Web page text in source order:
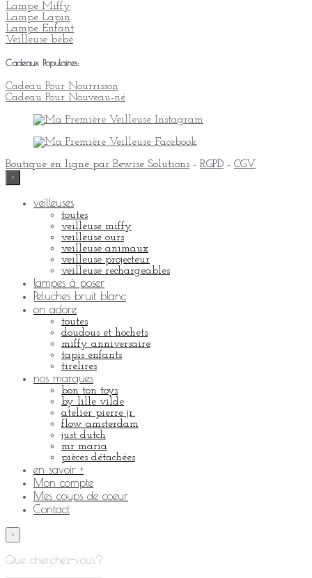
Lampe Miffy
Lampe Lapin
Lampe Enfant
Veilleuse bébé
Cadeaux Populaires:
Cadeau Pour Nourrisson
Cadeau Pour Nouveau-né
Boutique en ligne par Bewise Solutions - RGPD - CGV
×
veilleuses
toutes
veilleuse miffy
veilleuse ours
veilleuse animaux
veilleuse projecteur
veilleuse rechargeables
lampes à poser
Peluches bruit blanc
on adore
toutes
doudous et hochets
miffy anniversaire
tapis enfants
tirelires
nos marques
bon ton toys
by lille vilde
atelier pierre jr.
flow amsterdam
just dutch
mr maria
pièces détachées
en savoir +
Mon compte
Mes coups de coeur
Contact
×
Que cherchez-vous?